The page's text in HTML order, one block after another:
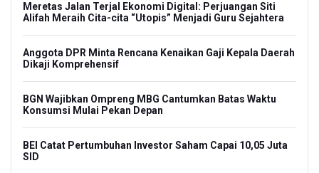
Meretas Jalan Terjal Ekonomi Digital: Perjuangan Siti
Alifah Meraih Cita-cita “Utopis” Menjadi Guru Sejahtera
Anggota DPR Minta Rencana Kenaikan Gaji Kepala Daerah
Dikaji Komprehensif
BGN Wajibkan Ompreng MBG Cantumkan Batas Waktu
Konsumsi Mulai Pekan Depan
BEI Catat Pertumbuhan Investor Saham Capai 10,05 Juta
SID